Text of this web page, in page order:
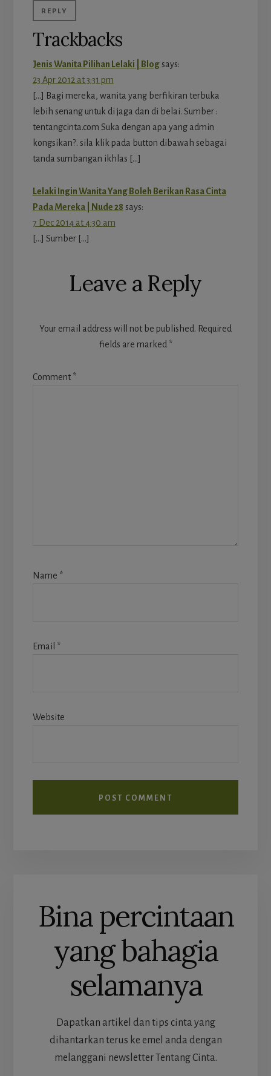
REPLY
Trackbacks
Jenis Wanita Pilihan Lelaki | Blog says:
23 Apr 2012 at 3:31 pm
[…] Bagi mereka, wanita yang berfikiran terbuka
lebih senang untuk di jaga dan di belai. Sumber :
tentangcinta.com Suka dengan apa yang admin
kongsikan?. sila klik pada button dibawah sebagai
tanda sumbangan ikhlas […]
Lelaki Ingin Wanita Yang Boleh Berikan Rasa Cinta
Pada Mereka | Nude 28 says:
7 Dec 2014 at 4:30 am
[…] Sumber […]
Leave a Reply
Your email address will not be published. Required
fields are marked *
Comment *
Name *
Email *
Website
Bina percintaan
yang bahagia
selamanya
Dapatkan artikel dan tips cinta yang
dihantarkan terus ke emel anda dengan
melanggani newsletter Tentang Cinta.